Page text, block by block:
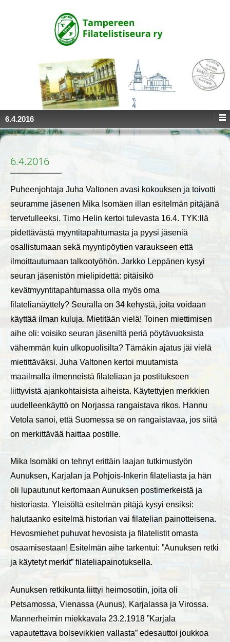
6.4.2016
6.4.2016
Puheenjohtaja Juha Valtonen avasi kokouksen ja toivotti
seuramme jäsenen Mika Isomäen illan esitelmän pitäjänä
tervetulleeksi. Timo Helin kertoi tulevasta 16.4. TYK:llä
pidettävästä myyntitapahtumasta ja pyysi jäseniä
osallistumaan sekä myyntipöytien varaukseen että
ilmoittautumaan talkootyöhön. Jarkko Leppänen kysyi
seuran jäsenistön mielipidettä: pitäisikö
kevätmyyntitapahtumassa olla myös oma
filatelianäyttely? Seuralla on 34 kehystä, joita voidaan
käyttää ilman kuluja. Mietitään vielä! Toinen miettimisen
aihe oli: voisiko seuran jäseniltä periä pöytävuoksista
vähemmän kuin ulkopuolisilta? Tämäkin ajatus jäi vielä
mietittäväksi. Juha Valtonen kertoi muutamista
maailmalla ilmenneistä filateliaan ja postitukseen
liittyvistä ajankohtaisista aiheista. Käytettyjen merkkien
uudelleenkäyttö on Norjassa rangaistava rikos. Hannu
Vetola sanoi, että Suomessa se on rangaistavaa, jos siitä
on merkittävää haittaa postille.
Mika Isomäki on tehnyt erittäin laajan tutkimustyön
Aunuksen, Karjalan ja Pohjois-Inkerin filateliasta ja hän
oli lupautunut kertomaan Aunuksen postimerkeistä ja
historiasta. Yleisöltä esitelmän pitäjä kysyi ensiksi:
halutaanko esitelmä historian vai filatelian painotteisena.
Hevosmiehet puhuvat hevosista ja filatelistit omasta
osaamisestaan! Esitelmän aihe tarkentui: ”Aunuksen retki
ja käytetyt merkit” filateliapainotuksella.
Aunuksen retkikunta liittyi heimosotiin, joita oli
Petsamossa, Vienassa (Aunus), Karjalassa ja Virossa.
Mannerheimin miekkavala 23.2.1918 ”Karjala
vapautettava bolsevikkien vallasta” edesauttoi joukkoa